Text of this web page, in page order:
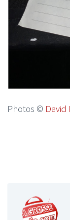
Photos © David